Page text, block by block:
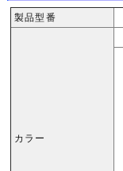
製品型番
カラー